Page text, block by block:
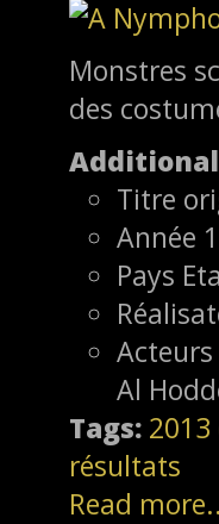
Monstres
des
Titre
Année
Pays
Acteurs
Al
Tags: 2013
résultats
Read